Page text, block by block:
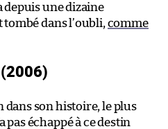
depuis une dizaine
tombé dans l’oubli, comme
son histoire, le plus
pas échappé à ce destin